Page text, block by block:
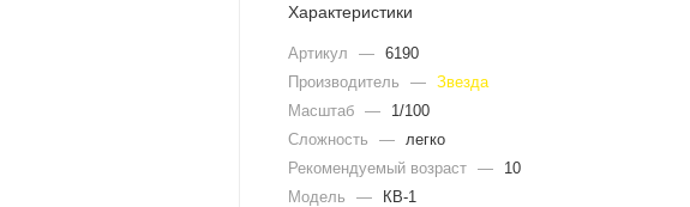
Характеристики
Артикул — 6190
Производитель
— Звезда
Масштаб —
1/100
Сложность
—
легко
Рекомендуемый возраст —
10
Модель
— КВ-1